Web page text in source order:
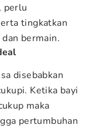
perlu
tingkatkan
dan bermain.
disebabkan
Ketika bayi
maka
pertumbuhan